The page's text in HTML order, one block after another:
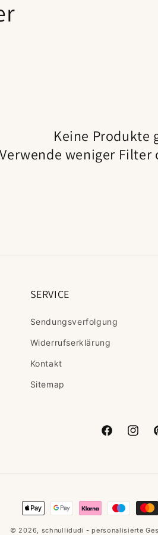
Keine Produkte
Verwende weniger Filter
SERVICE
Sendungsverfolgung
Widerrufserklärung
Kontakt
Sitemap
Facebook
Zahlungsmethoden
© 2026, schnullidudi - personalisierte